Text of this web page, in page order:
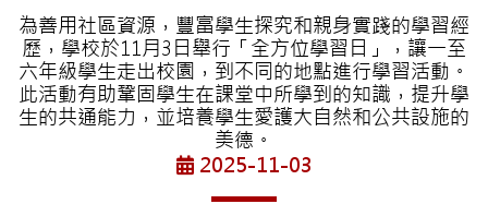
為善用社區資源，豐富學生探究和親身實踐的學習經
歷，學校於11月3日舉行「全方位學習日」，讓一至
六年級學生走出校園，到不同的地點進行學習活動。
此活動有助鞏固學生在課堂中所學到的知識，提升學
生的共通能力，並培養學生愛護大自然和公共設施的
美德。
2025-11-03